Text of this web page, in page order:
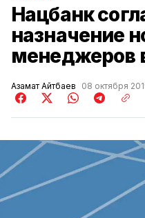
Нацбанк
назначение
менеджеров
Азамат Айтбаев 08 октября